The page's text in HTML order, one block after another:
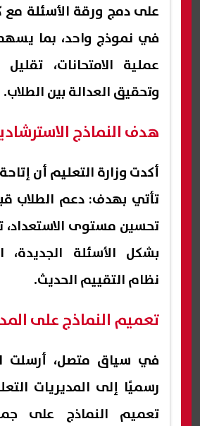
على دمج ورقة الأسئلة مع
في نموذج واحد، بما
عملية الامتحانات،
وتحقيق العدالة بين الطلاب.
هدف النماذج
أكدت وزارة التعليم أن
تأتي بهدف: دعم الطلاب
تحسين مستوى الاستعداد،
بشكل الأسئلة الجديدة،
نظام التقييم الحديث.
تعميم النماذج على
في سياق متصل، أرسلت
رسميًا إلى المديريات
تعميم النماذج على